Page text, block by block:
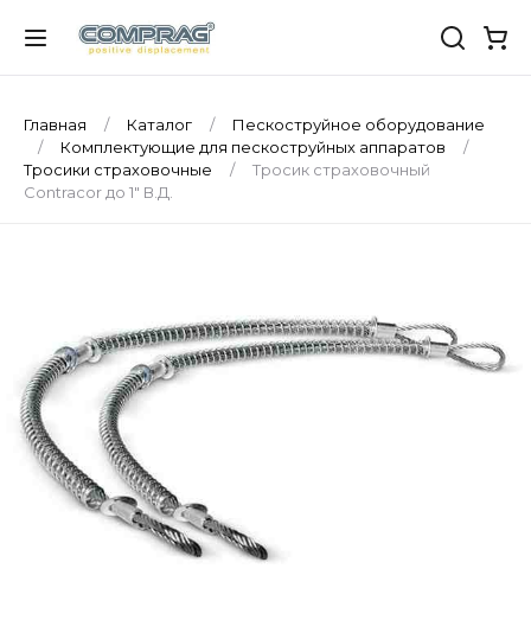
Главная Каталог
Пескоструйное оборудование
Комплектующие для пескоструйных аппаратов
Тросики страховочные
Тросик страховочный
Contracor до 1" В.Д.